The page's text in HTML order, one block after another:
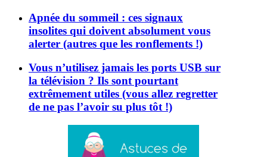
Apnée du sommeil : ces signaux
insolites qui doivent absolument vous
alerter (autres que les ronflements !)
Vous n’utilisez jamais les ports USB sur
la télévision ? Ils sont pourtant
extrêmement utiles (vous allez regretter
de ne pas l’avoir su plus tôt !)